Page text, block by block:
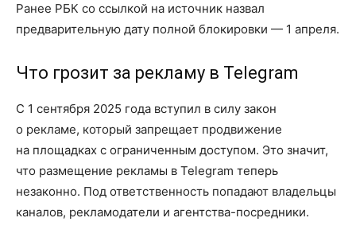
Ранее РБК со ссылкой на источник назвал
предварительную дату полной блокировки — 1 апреля.
Что грозит за рекламу в Telegram
С 1 сентября 2025 года вступил в силу закон
о рекламе, который запрещает продвижение
на площадках с ограниченным доступом. Это значит,
что размещение рекламы в Telegram теперь
незаконно. Под ответственность попадают владельцы
каналов, рекламодатели и агентства-посредники.